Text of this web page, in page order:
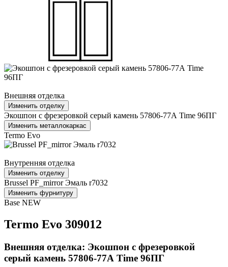
Внешняя отделка
Изменить отделку
Экошпон с фрезеровкой серый камень 57806-77А Time 96ПГ
Изменить металлокаркас
Termo Evo
Внутренняя отделка
Изменить отделку
Brussel PF_mirror Эмаль r7032
Изменить фурнитуру
Base NEW
Termo Evo 309012
Внешняя отделка: Экошпон с фрезеровкой
серый камень 57806-77А Time 96ПГ